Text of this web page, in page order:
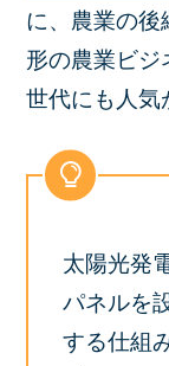
に、農業の後
形の農業ビジ
世代にも人気
太陽光発
パネルを
する仕組